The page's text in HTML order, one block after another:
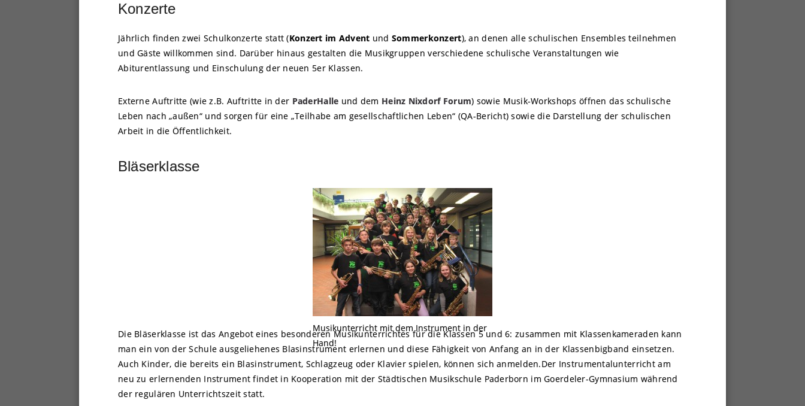
Konzerte
Jährlich finden zwei Schulkonzerte statt (Konzert im Advent und Sommerkonzert), an denen alle schulischen Ensembles teilnehmen
und Gäste willkommen sind. Darüber hinaus gestalten die Musikgruppen verschiedene schulische Veranstaltungen wie
Abiturentlassung und Einschulung der neuen 5er Klassen.
Externe Auftritte (wie z.B. Auftritte in der PaderHalle und dem Heinz Nixdorf Forum) sowie Musik-Workshops öffnen das schulische
Leben nach „außen“ und sorgen für eine „Teilhabe am gesellschaftlichen Leben“ (QA-Bericht) sowie die Darstellung der schulischen
Arbeit in die Öffentlichkeit.
Bläserklasse
Musikunterricht mit dem Instrument in der
Hand!
Die Bläserklasse ist das Angebot eines besonderen Musikunterrichtes für die Klassen 5 und 6: zusammen mit Klassenkameraden kann
man ein von der Schule ausgeliehenes Blasinstrument erlernen und diese Fähigkeit von Anfang an in der Klassenbigband einsetzen.
Auch Kinder, die bereits ein Blasinstrument, Schlagzeug oder Klavier spielen, können sich anmelden.Der Instrumentalunterricht am
neu zu erlernenden Instrument findet in Kooperation mit der Städtischen Musikschule Paderborn im Goerdeler-Gymnasium während
der regulären Unterrichtszeit statt.